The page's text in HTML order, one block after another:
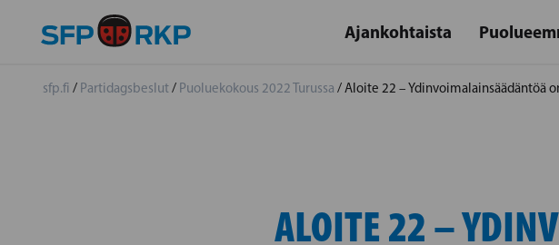
Ajankohtaista
sfp.fi / Partidagsbeslut/ Puoluekokous 2022 Turussa /Aloite 22 – Ydinvoimalainsäädäntöä
ALOITE 22 –